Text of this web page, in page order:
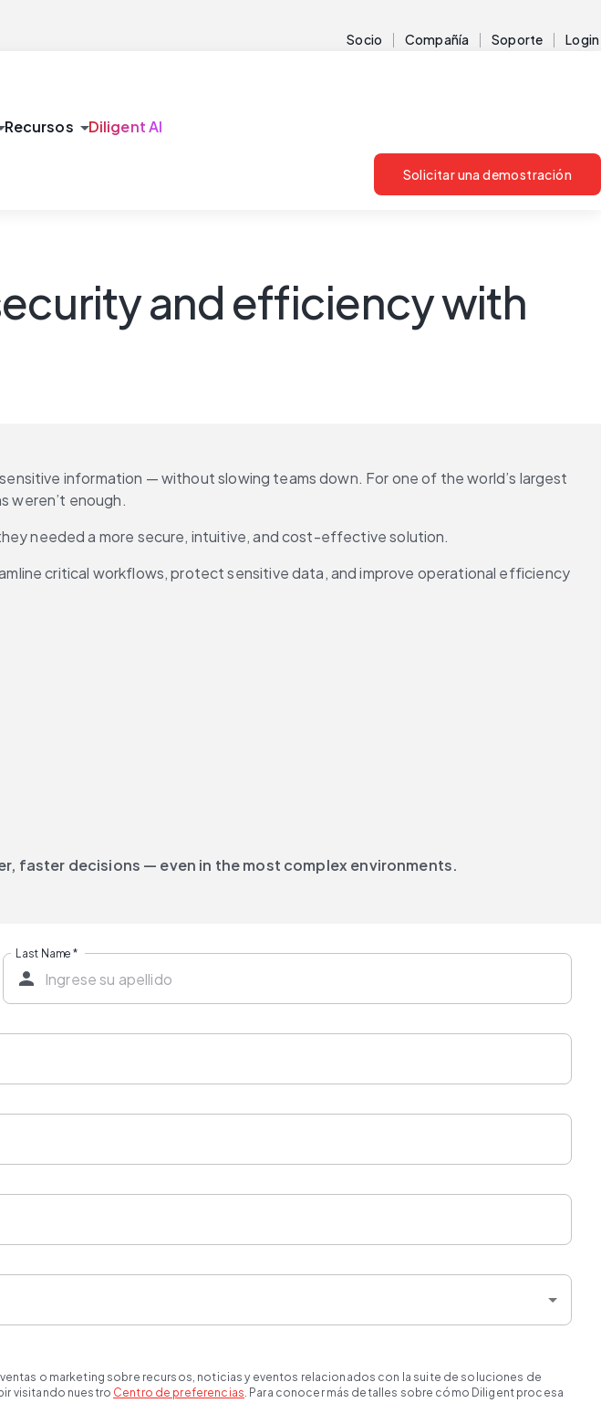
Socio Compañía Soporte Login
Recursos arrow_drop_downDiligent AI
Solicitar una demostración
and efficiency with
information — without slowing teams down. For one of the world’s largest
weren’t enough.
needed a more secure, intuitive, and cost-effective solution.
critical workflows, protect sensitive data, and improve operational efficiency
faster decisions — even in the most complex environments.
Last Name *
o marketing sobre recursos, noticias y eventos relacionados con la suite de soluciones de
visitando nuestro Centro de preferencias. Para conocer más detalles sobre cómo Diligent procesa